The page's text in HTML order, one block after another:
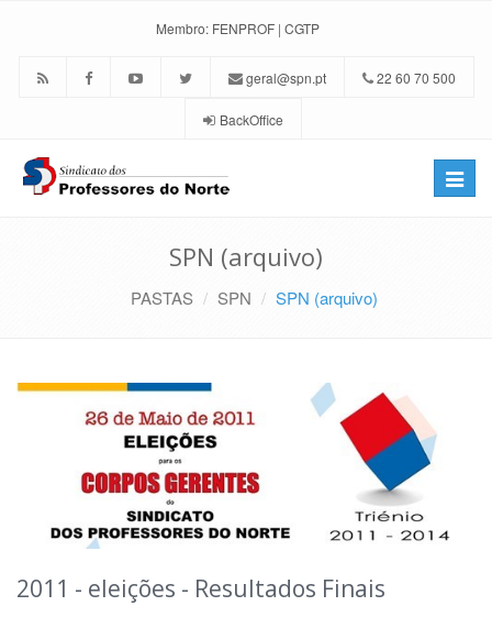
Membro: FENPROF | CGTP
geral@spn.pt 22 60 70 500
BackOffice
Toggle
SPN (arquivo)
PASTAS SPN SPN (arquivo)
2011 - eleições - Resultados Finais